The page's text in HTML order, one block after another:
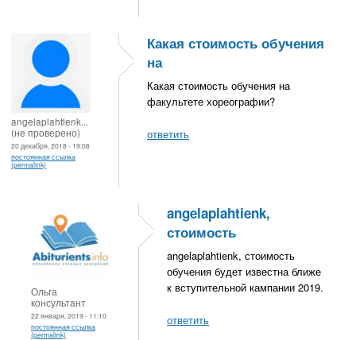
angelaplahtienk...
(не проверено)
20 декабря, 2018 - 19:08
постоянная ссылка
(permalink)
Какая стоимость обучения
на
Какая стоимость обучения на
факультете хореографии?
ответить
Ольга
консультант
22 января, 2019 - 11:10
постоянная ссылка
(permalink)
angelaplahtienk,
стоимость
angelaplahtienk, стоимость
обучения будет известна ближе
к вступительной кампании 2019.
ответить